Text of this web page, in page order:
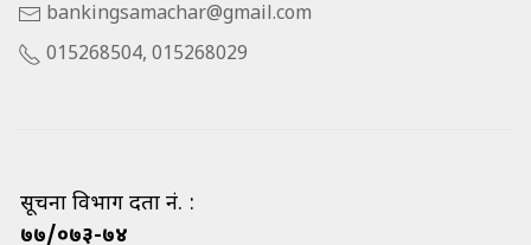
bankingsamachar@gmail.com
015268504, 015268029
सूचना विभाग दर्ता नं. :
७७/०७३-७४